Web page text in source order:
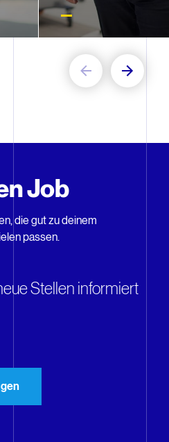
Vom gelernten
Industriemechaniker
Randolphs Karriere ist
persönlichen und
Job
die gut zu deinem
passen.
Stellen informiert